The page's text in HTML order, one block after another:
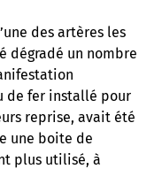
des artères les
dégradé un nombre
de fer installé pour
reprise, avait été
une boite de
plus utilisé, à